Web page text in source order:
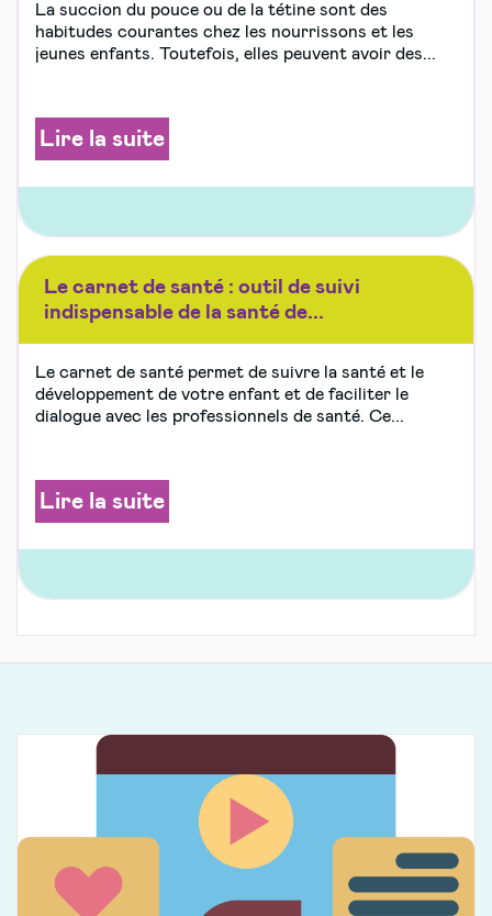
La succion du pouce ou de la tétine sont des
habitudes courantes chez les nourrissons et les
jeunes enfants. Toutefois, elles peuvent avoir des...
Lire la suite
Le carnet de santé : outil de suivi
indispensable de la santé de...
Le carnet de santé permet de suivre la santé et le
développement de votre enfant et de faciliter le
dialogue avec les professionnels de santé. Ce...
Lire la suite